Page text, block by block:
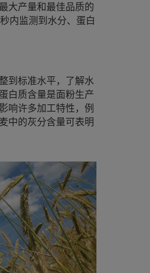
大产量和最佳品质的
内监测到水分、蛋白
到标准水平，了解水
白质含量是面粉生产
响许多加工特性，例
中的灰分含量可表明